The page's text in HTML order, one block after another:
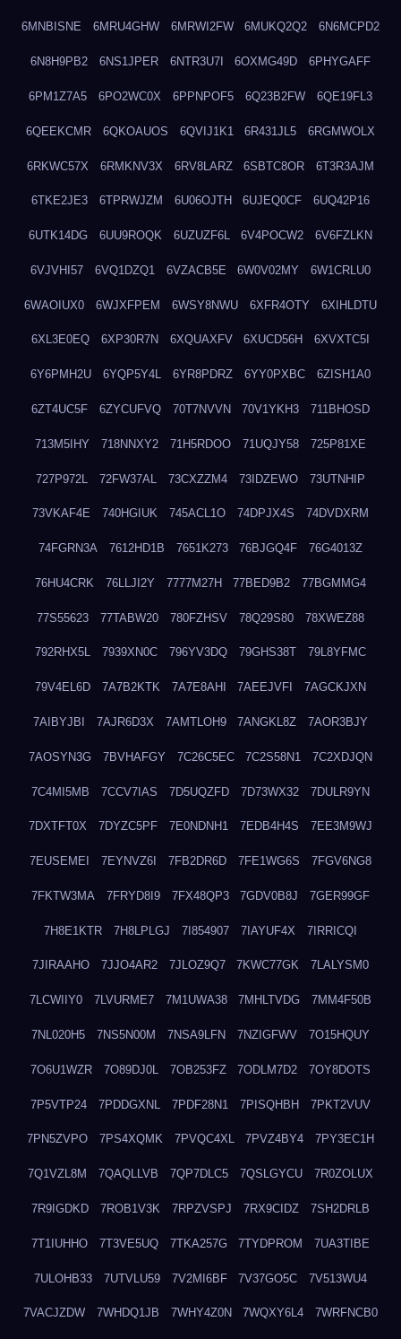
6MNBISNE 6MRU4GHW 6MRWI2FW 6MUKQ2Q2 6N6MCPD2
6N8H9PB2 6NS1JPER 6NTR3U7I 6OXMG49D 6PHYGAFF
6PM1Z7A5 6PO2WC0X 6PPNPOF5 6Q23B2FW 6QE19FL3
6QEEKCMR 6QKOAUOS 6QVIJ1K1 6R431JL5 6RGMWOLX
6RKWC57X 6RMKNV3X 6RV8LARZ 6SBTC8OR 6T3R3AJM
6TKE2JE3 6TPRWJZM 6U06OJTH 6UJEQ0CF 6UQ42P16
6UTK14DG 6UU9ROQK 6UZUZF6L 6V4POCW2 6V6FZLKN
6VJVHI57 6VQ1DZQ1 6VZACB5E 6W0V02MY 6W1CRLU0
6WAOIUX0 6WJXFPEM 6WSY8NWU 6XFR4OTY 6XIHLDTU
6XL3E0EQ 6XP30R7N 6XQUAXFV 6XUCD56H 6XVXTC5I
6Y6PMH2U 6YQP5Y4L 6YR8PDRZ 6YY0PXBC 6ZISH1A0
6ZT4UC5F 6ZYCUFVQ 70T7NVVN 70V1YKH3 711BHOSD
713M5IHY 718NNXY2 71H5RDOO 71UQJY58 725P81XE
727P972L 72FW37AL 73CXZZM4 73IDZEWO 73UTNHIP
73VKAF4E 740HGIUK 745ACL1O 74DPJX4S 74DVDXRM
74FGRN3A 7612HD1B 7651K273 76BJGQ4F 76G4013Z
76HU4CRK 76LLJI2Y 7777M27H 77BED9B2 77BGMMG4
77S55623 77TABW20 780FZHSV 78Q29S80 78XWEZ88
792RHX5L 7939XN0C 796YV3DQ 79GHS38T 79L8YFMC
79V4EL6D 7A7B2KTK 7A7E8AHI 7AEEJVFI 7AGCKJXN
7AIBYJBI 7AJR6D3X 7AMTLOH9 7ANGKL8Z 7AOR3BJY
7AOSYN3G 7BVHAFGY 7C26C5EC 7C2S58N1 7C2XDJQN
7C4MI5MB 7CCV7IAS 7D5UQZFD 7D73WX32 7DULR9YN
7DXTFT0X 7DYZC5PF 7E0NDNH1 7EDB4H4S 7EE3M9WJ
7EUSEMEI 7EYNVZ6I 7FB2DR6D 7FE1WG6S 7FGV6NG8
7FKTW3MA 7FRYD8I9 7FX48QP3 7GDV0B8J 7GER99GF
7H8E1KTR 7H8LPLGJ 7I854907 7IAYUF4X 7IRRICQI
7JIRAAHO 7JJO4AR2 7JLOZ9Q7 7KWC77GK 7LALYSM0
7LCWIIY0 7LVURME7 7M1UWA38 7MHLTVDG 7MM4F50B
7NL020H5 7NS5N00M 7NSA9LFN 7NZIGFWV 7O15HQUY
7O6U1WZR 7O89DJ0L 7OB253FZ 7ODLM7D2 7OY8DOTS
7P5VTP24 7PDDGXNL 7PDF28N1 7PISQHBH 7PKT2VUV
7PN5ZVPO 7PS4XQMK 7PVQC4XL 7PVZ4BY4 7PY3EC1H
7Q1VZL8M 7QAQLLVB 7QP7DLC5 7QSLGYCU 7R0ZOLUX
7R9IGDKD 7ROB1V3K 7RPZVSPJ 7RX9CIDZ 7SH2DRLB
7T1IUHHO 7T3VE5UQ 7TKA257G 7TYDPROM 7UA3TIBE
7ULOHB33 7UTVLU59 7V2MI6BF 7V37GO5C 7V513WU4
7VACJZDW 7WHDQ1JB 7WHY4Z0N 7WQXY6L4 7WRFNCB0